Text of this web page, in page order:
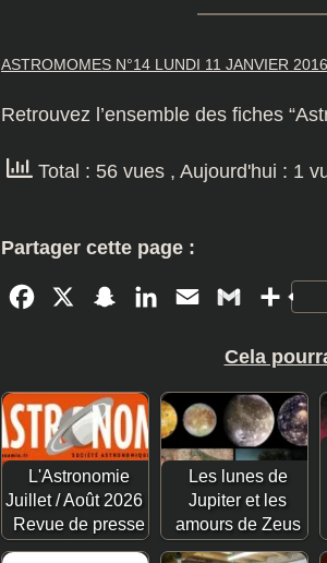
ASTROMOMES N°14 LUNDI 11 JANVIER 2016
Retrouvez l’ensemble des fiches
Total : 56 vues , Aujourd'hui : 1
Partager cette page :
Facebook SnapchatLinkedInEmail Gmail
Cela
L'Astronomie
Juillet / Août 2026 :
Revue de presse
Les lunes de
Jupiter et les
amours de Zeus